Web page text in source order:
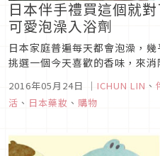
日本伴手禮買這個就
可愛泡澡入浴劑
日本家庭普遍每天都會泡澡，
挑選一個今天喜歡的香味，來
在路上突然看到，馬上覺得真
2016年05月24日 ｜ ICHUN LIN 、
活 、 日本藥妝 、 購物